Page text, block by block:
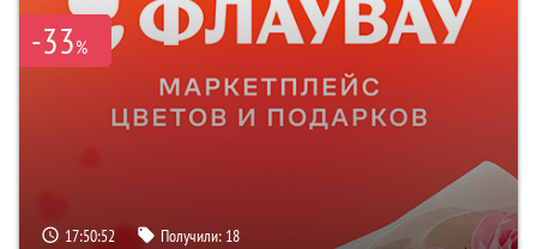
-33%
17:50:51 Получили: 18